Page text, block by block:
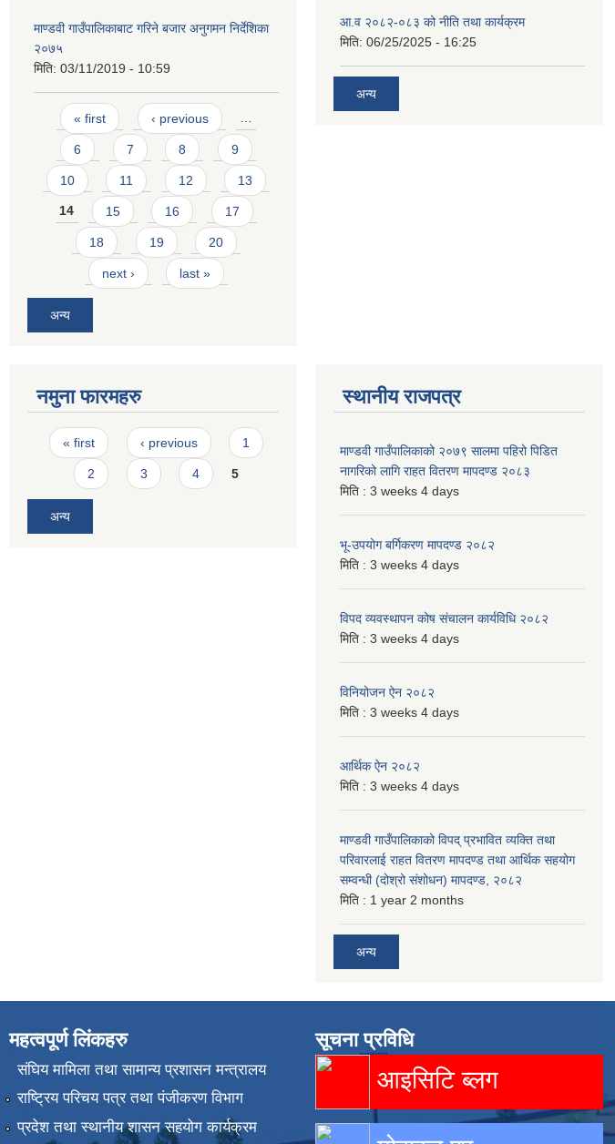
माण्डवी गाउँपालिकाबाट गरिने बजार अनुगमन निर्देशिका
२०७५
मिति: 03/11/2019 - 10:59
Pages
« first ‹ previous …
6 7 8 9
10 11 12 13
14 15 16 17
18 19 20
next › last »
अन्य
आ.व २०८२-०८३ को नीति तथा कार्यक्रम
मिति: 06/25/2025 - 16:25
अन्य
नमुना फारमहरु
Pages
« first ‹ previous 1
2 3 4 5
अन्य
स्थानीय राजपत्र
माण्डवी गाउँपालिकाको २०७९ सालमा पहिरो पिडित
नागरिको लागि राहत वितरण मापदण्ड २०८३
मिति : 3 weeks 4 days
भू-उपयोग बर्गिकरण मापदण्ड २०८२
मिति : 3 weeks 4 days
विपद व्यवस्थापन कोष संचालन कार्यविधि २०८२
मिति : 3 weeks 4 days
विनियोजन ऐन २०८२
मिति : 3 weeks 4 days
आर्थिक ऐन २०८२
मिति : 3 weeks 4 days
माण्डवी गाउँपालिकाको विपद् प्रभावित व्यक्ति तथा
परिवारलाई राहत वितरण मापदण्ड तथा आर्थिक सहयोग
सम्वन्धी (दोश्रो संशोधन) मापदण्ड, २०८२
मिति : 1 year 2 months
अन्य
महत्वपूर्ण लिंकहरु
संघिय मामिला तथा सामान्य प्रशासन मन्त्रालय
राष्ट्रिय परिचय पत्र तथा पंजीकरण विभाग
प्रदेश तथा स्थानीय शासन सहयोग कार्यक्रम
सूचना प्रविधि
आइसिटि ब्लग